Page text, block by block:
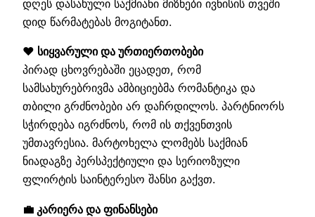
დღეს დასახული საქმიანი მიზნები ივნისის თვეში
დიდ წარმატებას მოგიტანთ.
❤️ სიყვარული და ურთიერთობები
პირად ცხოვრებაში ეცადეთ, რომ
სამსახურებრივმა ამბიციებმა რომანტიკა და
თბილი გრძნობები არ დაჩრდილოს. პარტნიორს
სჭირდება იგრძნოს, რომ ის თქვენთვის
უმთავრესია. მარტოხელა ლომებს საქმიან
ნიადაგზე პერსპექტიული და სერიოზული
ფლირტის საინტერესო შანსი გაქვთ.
💼 კარიერა და ფინანსები